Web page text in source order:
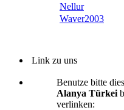
Nellur
Waver2003
Link zu uns
Benutze bitte
Alanya Türkei
verlinken: